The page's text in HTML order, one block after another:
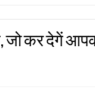
जो कर देगें